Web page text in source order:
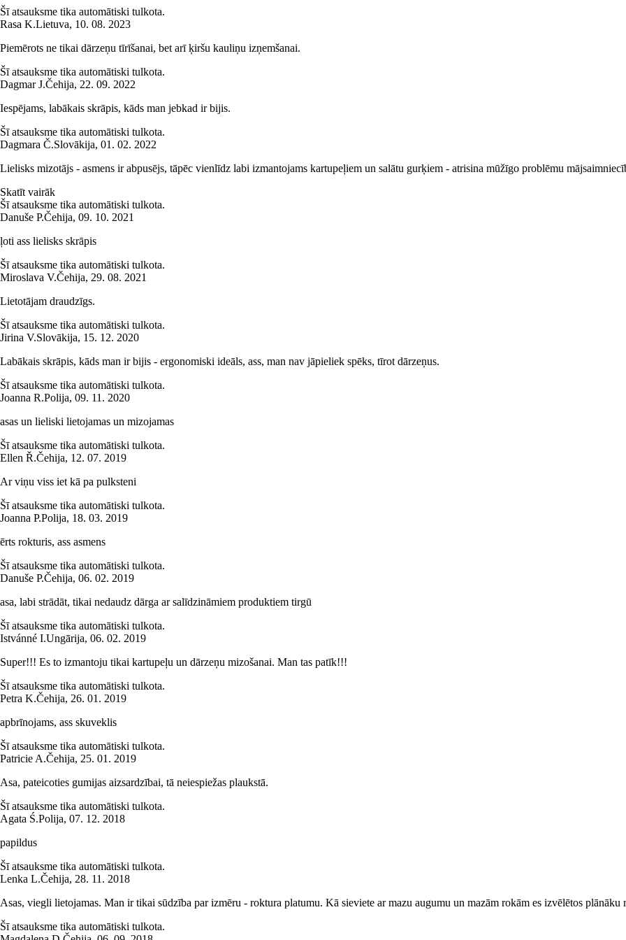
Šī atsauksme tika automātiski tulkota.
Rasa K.Lietuva, 10. 08. 2023
Piemērots ne tikai dārzeņu tīrīšanai, bet arī ķiršu kauliņu izņemšanai.
Šī atsauksme tika automātiski tulkota.
Dagmar J.Čehija, 22. 09. 2022
Iespējams, labākais skrāpis, kāds man jebkad ir bijis.
Šī atsauksme tika automātiski tulkota.
Dagmara Č.Slovākija, 01. 02. 2022
Lielisks mizotājs - asmens ir abpusējs, tāpēc vienlīdz labi izmantojams kartupeļiem un salātu gurķiem - atrisina mūžīgo problēmu
Skatīt vairāk
Šī atsauksme tika automātiski tulkota.
Danuše P.Čehija, 09. 10. 2021
ļoti ass lielisks skrāpis
Šī atsauksme tika automātiski tulkota.
Miroslava V.Čehija, 29. 08. 2021
Lietotājam draudzīgs.
Šī atsauksme tika automātiski tulkota.
Jirina V.Slovākija, 15. 12. 2020
Labākais skrāpis, kāds man ir bijis - ergonomiski ideāls, ass, man nav jāpieliek spēks, tīrot dārzeņus.
Šī atsauksme tika automātiski tulkota.
Joanna R.Polija, 09. 11. 2020
asas un lieliski lietojamas un mizojamas
Šī atsauksme tika automātiski tulkota.
Ellen Ř.Čehija, 12. 07. 2019
Ar viņu viss iet kā pa pulksteni
Šī atsauksme tika automātiski tulkota.
Joanna P.Polija, 18. 03. 2019
ērts rokturis, ass asmens
Šī atsauksme tika automātiski tulkota.
Danuše P.Čehija, 06. 02. 2019
asa, labi strādāt, tikai nedaudz dārga ar salīdzināmiem produktiem tirgū
Šī atsauksme tika automātiski tulkota.
Istvánné I.Ungārija, 06. 02. 2019
Super!!! Es to izmantoju tikai kartupeļu un dārzeņu mizošanai. Man tas patīk!!!
Šī atsauksme tika automātiski tulkota.
Petra K.Čehija, 26. 01. 2019
apbrīnojams, ass skuveklis
Šī atsauksme tika automātiski tulkota.
Patricie A.Čehija, 25. 01. 2019
Asa, pateicoties gumijas aizsardzībai, tā neiespiežas plaukstā.
Šī atsauksme tika automātiski tulkota.
Agata Ś.Polija, 07. 12. 2018
papildus
Šī atsauksme tika automātiski tulkota.
Lenka L.Čehija, 28. 11. 2018
Asas, viegli lietojamas. Man ir tikai sūdzība par izmēru - roktura platumu. Kā sieviete ar mazu augumu un mazām rokām es izvēlētos plānāku
Šī atsauksme tika automātiski tulkota.